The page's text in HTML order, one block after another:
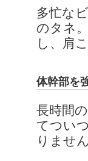
多忙な
のタネ
し、肩
体幹部を
長時間
てつい
りませ